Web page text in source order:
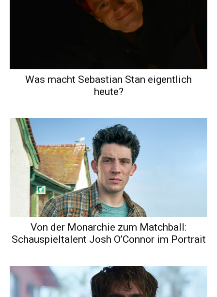
Was macht Sebastian Stan eigentlich
heute?
Von der Monarchie zum Matchball:
Schauspieltalent Josh O’Connor im Portrait